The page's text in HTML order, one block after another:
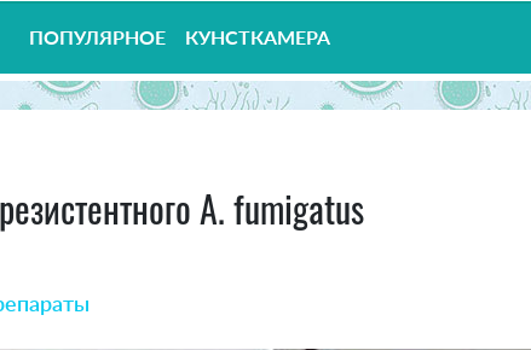
ПОПУЛЯРНОЕ КУНСТКАМЕРА
A. fumigatus